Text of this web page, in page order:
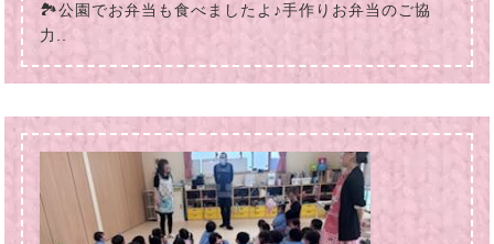
🏞公園でお弁当も食べましたよ♪手作りお弁当のご協
力..